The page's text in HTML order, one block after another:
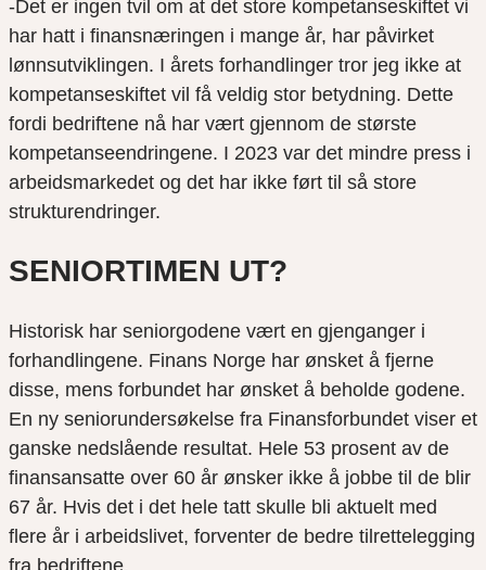
-Det er ingen tvil om at det store kompetanseskiftet vi
har hatt i finansnæringen i mange år, har påvirket
lønnsutviklingen. I årets forhandlinger tror jeg ikke at
kompetanseskiftet vil få veldig stor betydning. Dette
fordi bedriftene nå har vært gjennom de største
kompetanseendringene. I 2023 var det mindre press i
arbeidsmarkedet og det har ikke ført til så store
strukturendringer.
SENIORTIMEN UT?
Historisk har seniorgodene vært en gjenganger i
forhandlingene. Finans Norge har ønsket å fjerne
disse, mens forbundet har ønsket å beholde godene.
En ny seniorundersøkelse fra Finansforbundet viser et
ganske nedslående resultat. Hele 53 prosent av de
finansansatte over 60 år ønsker ikke å jobbe til de blir
67 år. Hvis det i det hele tatt skulle bli aktuelt med
flere år i arbeidslivet, forventer de bedre tilrettelegging
fra bedriftene.